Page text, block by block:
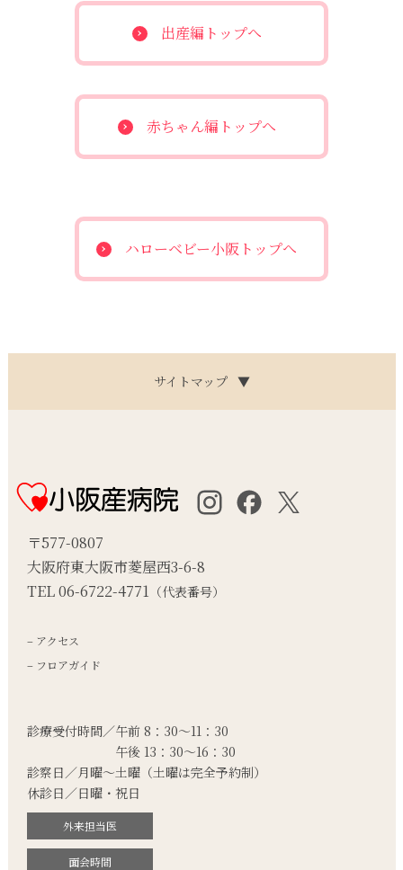
出産編トップへ
赤ちゃん編トップへ
ハローベビー小阪トップへ
サイトマップ ▼
〒577-0807
大阪府東大阪市菱屋西3-6-8
TEL 06-6722-4771 （代表番号）
– アクセス
– フロアガイド
診療受付時間／午前 8：30～11：30
午後 13：30～16：30
診察日／月曜～土曜 （土曜は完全予約制）
休診日／日曜・祝日
外来担当医
面会時間